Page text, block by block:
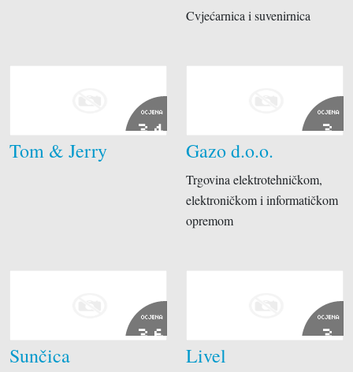
Cvjećarnica i suvenirnica
OCJENA
3.4
Tom & Jerry
OCJENA
3
Gazo d.o.o.
Trgovina elektrotehničkom,
elektroničkom i informatičkom
opremom
OCJENA
3.6
Sunčica
OCJENA
3
Livel